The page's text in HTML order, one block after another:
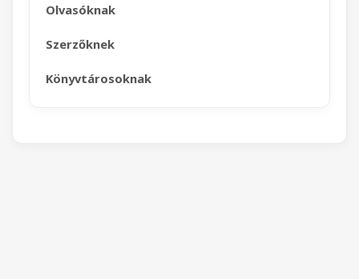
Olvasóknak
Szerzőknek
Könyvtárosoknak